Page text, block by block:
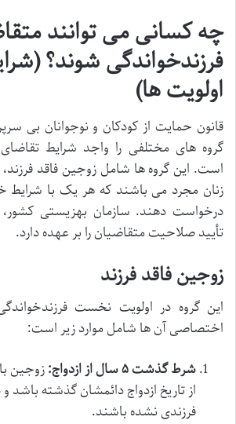
چه کسانی می توانند
فرزندخواندگی شوند؟
اولویت ها)
قانون حمایت از کودکان و نوجوانان بی
گروه های مختلفی را واجد شرایط
است. این گروه ها شامل زوجین فاقد فرزند،
زنان مجرد می باشند که هر یک با شرایط
درخواست دهند. سازمان بهزیستی
تأیید صلاحیت متقاضیان را بر عهده دارد.
زوجین فاقد فرزند
این گروه در اولویت نخست
اختصاصی آن ها شامل موارد زیر است:
شرط گذشت ۵ سال از ازدواج:
زوجین
از تاریخ ازدواج دائمشان گذشته
فرزندی نشده باشند.